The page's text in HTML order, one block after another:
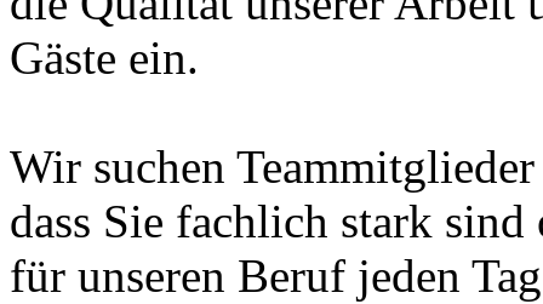
Gäste ein.
Wir suchen
dass Sie fachlich stark
für unseren Beruf jeden